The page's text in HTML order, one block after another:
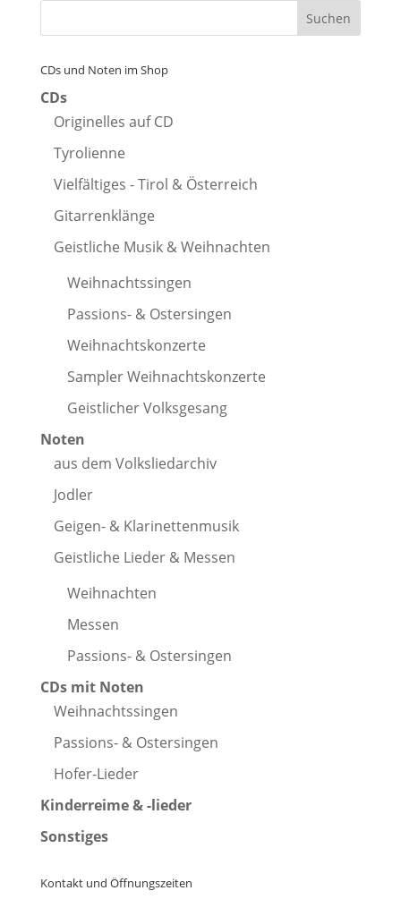
CDs und Noten im Shop
CDs
Originelles auf CD
Tyrolienne
Vielfältiges - Tirol & Österreich
Gitarrenklänge
Geistliche Musik & Weihnachten
Weihnachtssingen
Passions- & Ostersingen
Weihnachtskonzerte
Sampler Weihnachtskonzerte
Geistlicher Volksgesang
Noten
aus dem Volksliedarchiv
Jodler
Geigen- & Klarinettenmusik
Geistliche Lieder & Messen
Weihnachten
Messen
Passions- & Ostersingen
CDs mit Noten
Weihnachtssingen
Passions- & Ostersingen
Hofer-Lieder
Kinderreime & -lieder
Sonstiges
Kontakt und Öffnungszeiten